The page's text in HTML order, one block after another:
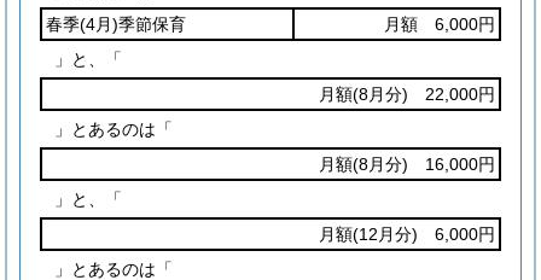
春季(4月)季節保育
月額 6,000円
」と、「
月額(8月分) 22,000円
」とあるのは「
月額(8月分) 16,000円
」と、「
月額(12月分) 6,000円
」とあるのは「